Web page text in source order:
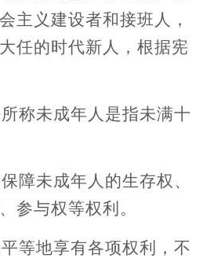
主义建设者和接班人，
任的时代新人，根据宪
称未成年人是指未满十
障未成年人的生存权、
参与权等权利。
等地享有各项权利，不